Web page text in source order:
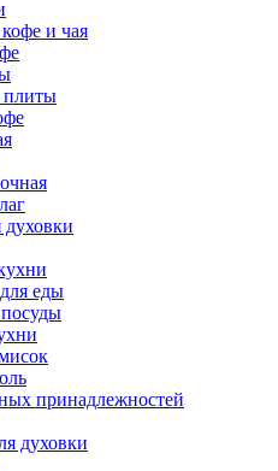
и чая
плиты
еды
принадлежностей
духовки